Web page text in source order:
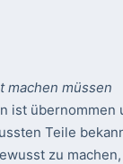
machen müssen
ist übernommen
Teile
zu